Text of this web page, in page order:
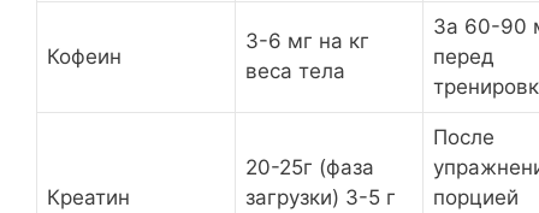
Кофеин
3-6 мг на кг
веса тела
За 60-90
перед
Креатин
20-25г (фаза
загрузки) 3-5 г
После
порцией